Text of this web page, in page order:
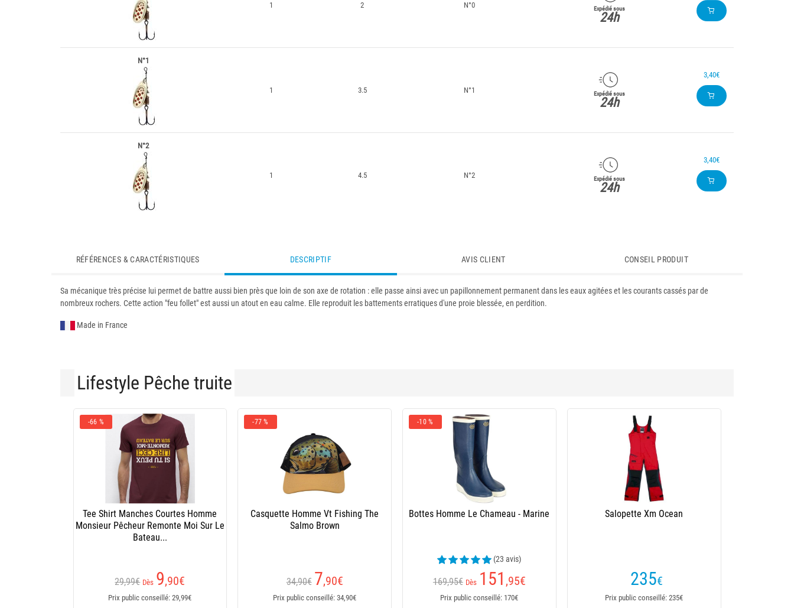
1 2 N°0 Expédié sous
24h
N°1
1 3.5 N°1 Expédié sous
24h
3,40€
N°2
1 4.5 N°2 Expédié sous
24h
3,40€
RÉFÉRENCES & CARACTÉRISTIQUES DESCRIPTIF AVIS CLIENT CONSEIL PRODUIT
Sa mécanique très précise lui permet de battre aussi bien près que loin de son axe de rotation : elle passe ainsi avec un papillonnement permanent dans les eaux agitées et les courants cassés par de
nombreux rochers. Cette action "feu follet" est aussi un atout en eau calme. Elle reproduit les battements erratiques d'une proie blessée, en perdition.
Made in France
Lifestyle Pêche truite
-66 %
Tee Shirt Manches Courtes Homme
Monsieur Pêcheur Remonte Moi Sur Le
Bateau...
29,99€ Dès 9,90€
Prix public conseillé: 29,99€
-77 %
Casquette Homme Vt Fishing The
Salmo Brown
34,90€ 7,90€
Prix public conseillé: 34,90€
-10 %
Bottes Homme Le Chameau - Marine
(23 avis)
169,95€ Dès 151 ,95€
Prix public conseillé: 170€
Salopette Xm Ocean
235€
Prix public conseillé: 235€